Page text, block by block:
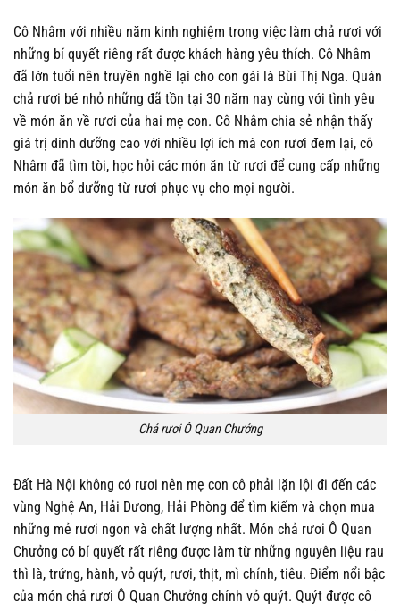
Cô Nhâm với nhiều năm kinh nghiệm trong việc làm chả rươi với
những bí quyết riêng rất được khách hàng yêu thích. Cô Nhâm
đã lớn tuổi nên truyền nghề lại cho con gái là Bùi Thị Nga. Quán
chả rươi bé nhỏ những đã tồn tại 30 năm nay cùng với tình yêu
về món ăn về rươi của hai mẹ con. Cô Nhâm chia sẻ nhận thấy
giá trị dinh dưỡng cao với nhiều lợi ích mà con rươi đem lại, cô
Nhâm đã tìm tòi, học hỏi các món ăn từ rươi để cung cấp những
món ăn bổ dưỡng từ rươi phục vụ cho mọi người.
Chả rươi Ô Quan Chưởng
Đất Hà Nội không có rươi nên mẹ con cô phải lặn lội đi đến các
vùng Nghệ An, Hải Dương, Hải Phòng để tìm kiếm và chọn mua
những mẻ rươi ngon và chất lượng nhất. Món chả rươi Ô Quan
Chưởng có bí quyết rất riêng được làm từ những nguyên liệu rau
thì là, trứng, hành, vỏ quýt, rươi, thịt, mì chính, tiêu. Điểm nổi bậc
của món chả rươi Ô Quan Chưởng chính vỏ quýt. Quýt được cô